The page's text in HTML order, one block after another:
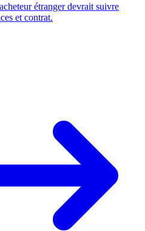
étranger devrait suivre
et contrat.